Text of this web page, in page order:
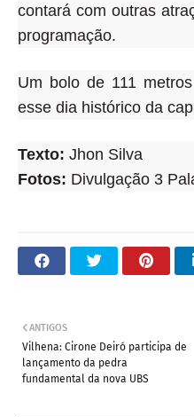
contará com outras
programação.
Um bolo de 111
esse dia histórico da
Texto: Jhon Silva
Fotos: Divulgação 3
ANTIGOS
Vilhena: Cirone Deiró participa de
lançamento da pedra
fundamental da nova UBS